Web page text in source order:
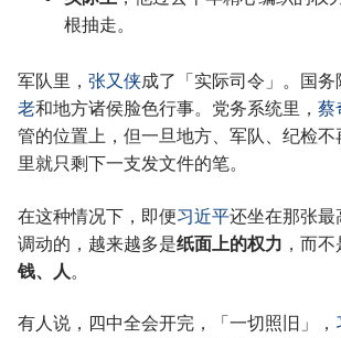
根抽走。
军队里， 张又侠成了「实际司令」。国务
老和地方诸侯脸色行事。党务系统里， 蔡
管的位置上，但一旦地方、军队、纪检
里就只剩下一支发文件的笔。
在这种情况下，即便习近平还坐在那张
调动的，越来越多是纸面上的权力 ，而
钱、人 。
有人说，四中全会开完，「一切照旧」，